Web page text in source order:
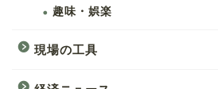
趣味・娯楽
現場の工具